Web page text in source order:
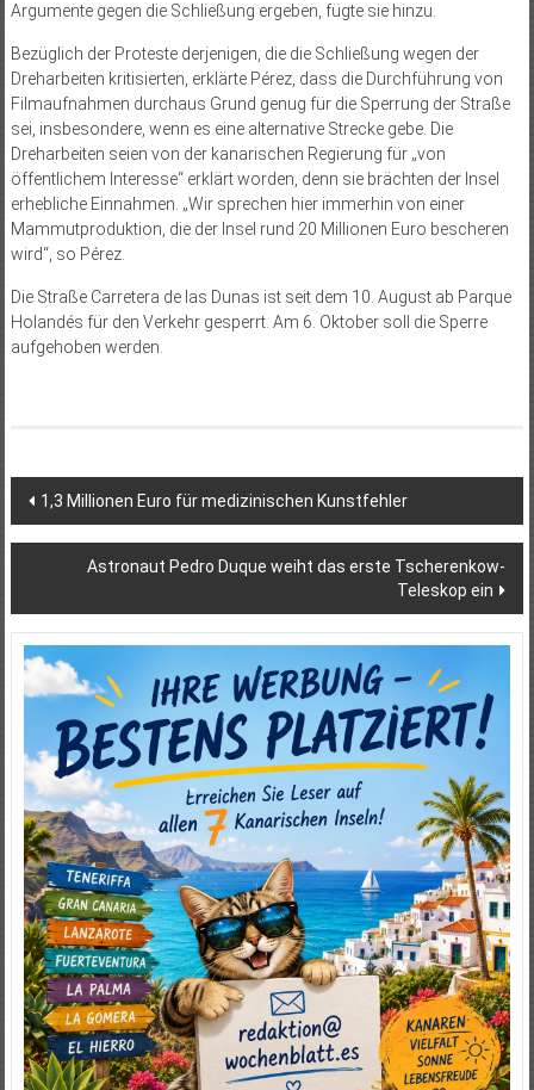
Argumente gegen die Schließung ergeben, fügte sie hinzu.
Bezüglich der Proteste derjenigen, die die Schließung wegen der
Dreharbeiten kritisierten, erklärte Pérez, dass die Durchführung von
Filmaufnahmen durchaus Grund genug für die Sperrung der Straße
sei, insbesondere, wenn es eine alternative Strecke gebe. Die
Dreharbeiten seien von der kanarischen Regierung für „von
öffentlichem Interesse“ erklärt worden, denn sie brächten der Insel
erhebliche Einnahmen. „Wir sprechen hier immerhin von einer
Mammutproduktion, die der Insel rund 20 Millionen Euro bescheren
wird“, so Pérez.
Die Straße Carretera de las Dunas ist seit dem 10. August ab Parque
Holandés für den Verkehr gesperrt. Am 6. Oktober soll die Sperre
aufgehoben werden.
Beitragsnavigation
1,3 Millionen Euro für medizinischen Kunstfehler
Astronaut Pedro Duque weiht das erste Tscherenkow-
Teleskop ein